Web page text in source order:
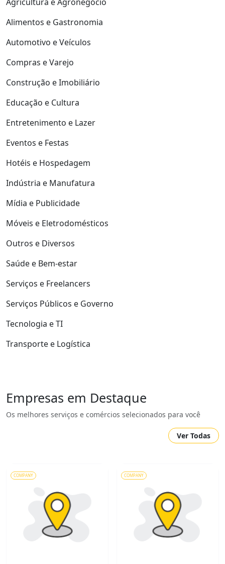
Alimentos e Gastronomia
Automotivo e Veículos
Compras e Varejo
Construção e Imobiliário
Educação e Cultura
Entretenimento e Lazer
Eventos e Festas
Hotéis e Hospedagem
Indústria e Manufatura
Mídia e Publicidade
Móveis e Eletrodomésticos
Outros e Diversos
Saúde e Bem-estar
Serviços e Freelancers
Serviços Públicos e Governo
Tecnologia e TI
Transporte e Logística
Empresas em Destaque
Os melhores serviços e comércios selecionados para você
Ver Todas
COMPANY COMPANY